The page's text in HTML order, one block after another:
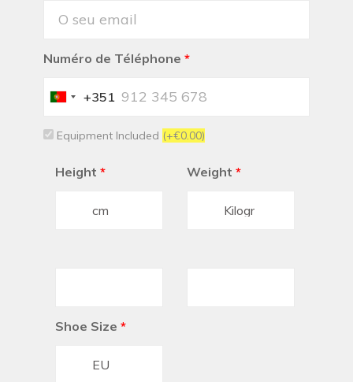
Numéro de Téléphone *
Portugal
+351
Equipment Included (+€0.00)
Height * Weight *
Shoe Size *